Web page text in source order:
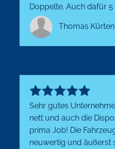
Doppelte. Auch dafür 5
Thomas Kürten
Sehr gutes
nett und auch die
prima Job! Die
neuwertig und äußerst